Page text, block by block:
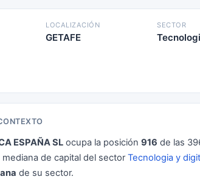
LOCALIZACIÓN
GETAFE
SECTOR
ESPAÑA SL ocupa la posición 916 de las
de capital del sectorTecnologia y
de su sector.